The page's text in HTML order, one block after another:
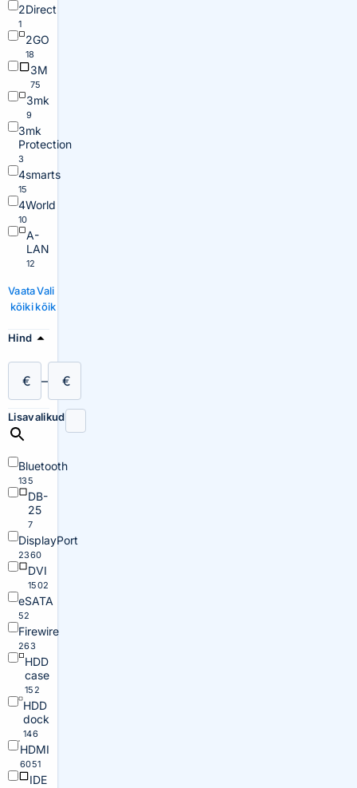
2Direct
1
2GO
18
3M
75
3mk
9
3mk
Protection
3
4smarts
15
4World
10
A-
LAN
12
Vaata
kõiki
Vali
kõik
Hind
€ – €
Lisavalikud
Bluetooth
135
DB-
25
7
DisplayPort
2360
DVI
1502
eSATA
52
Firewire
263
HDD
case
152
HDD
dock
146
HDMI
6051
IDE